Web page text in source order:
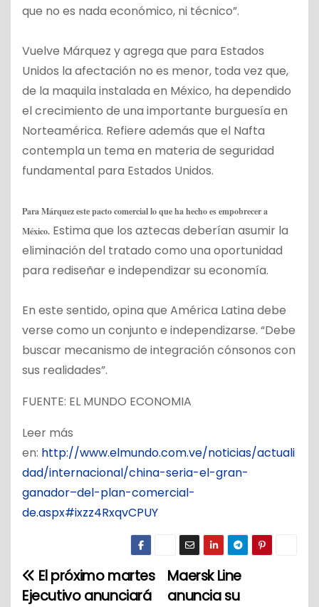
que no es nada económico, ni técnico”.
Vuelve Márquez y agrega que para Estados
Unidos la afectación no es menor, toda vez que,
de la maquila instalada en México, ha dependido
el crecimiento de una importante burguesía en
Norteamérica. Refiere además que el Nafta
contempla un tema en materia de seguridad
fundamental para Estados Unidos.
Para Márquez este pacto comercial lo que ha hecho es empobrecer a
México. Estima que los aztecas deberían asumir la
eliminación del tratado como una oportunidad
para rediseñar e independizar su economía.
En este sentido, opina que América Latina debe
verse como un conjunto e independizarse. “Debe
buscar mecanismo de integración cónsonos con
sus realidades”.
FUENTE: EL MUNDO ECONOMIA
Leer más
en: http://www.elmundo.com.ve/noticias/actuali
dad/internacional/china-seria-el-gran-
ganador–del-plan-comercial-
de.aspx#ixzz4RxqvCPUY
N
Maersk Line
anuncia su
El próximo martes
Ejecutivo anunciará